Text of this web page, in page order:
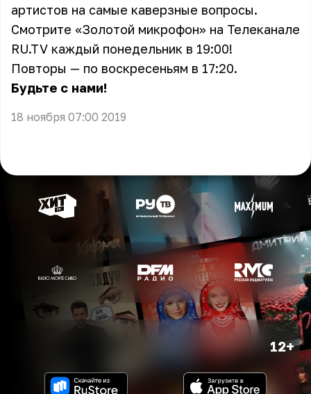
артистов на самые каверзные вопросы.
Смотрите «Золотой микрофон» на Телеканале
RU.TV каждый понедельник в 19:00!
Повторы — по воскресеньям в 17:20.
Будьте с нами!
18 ноября 07:00 2019
12+